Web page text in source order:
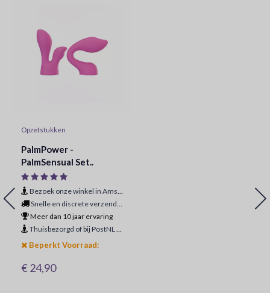
Opzetstukken
PalmPower -
PalmSensual Set..
Bezoek onze winkel in Amsterdam
Snelle en discrete verzending
Meer dan 10 jaar ervaring
Thuisbezorgd of bij PostNL ophaalpunt
Beperkt Voorraad:
€ 24,90